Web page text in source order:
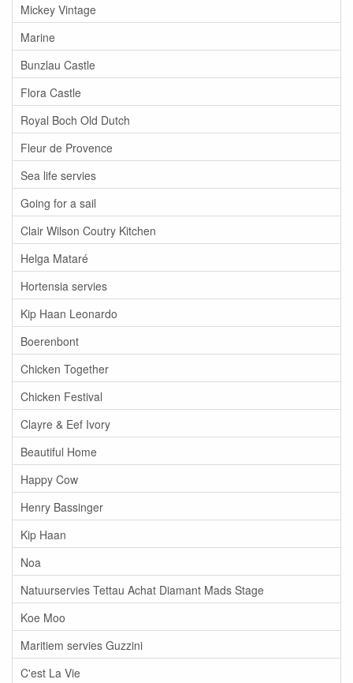
Mickey Vintage
Marine
Bunzlau Castle
Flora Castle
Royal Boch Old Dutch
Fleur de Provence
Sea life servies
Going for a sail
Clair Wilson Coutry Kitchen
Helga Mataré
Hortensia servies
Kip Haan Leonardo
Boerenbont
Chicken Together
Chicken Festival
Clayre & Eef Ivory
Beautiful Home
Happy Cow
Henry Bassinger
Kip Haan
Noa
Natuurservies Tettau Achat Diamant Mads Stage
Koe Moo
Maritiem servies Guzzini
C'est La Vie